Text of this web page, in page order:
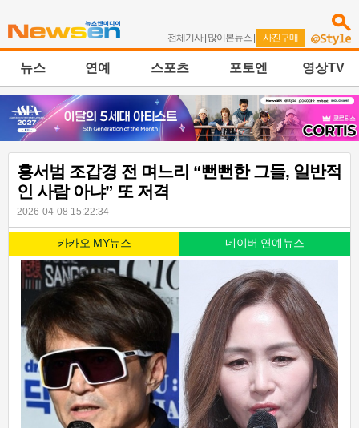
전체기사| 많이본뉴스 | 사진구매
뉴스 연예 스포츠 포토엔 영상TV
홍서범 조갑경 전 며느리 “뻔뻔한 그들, 일반적
인 사람 아냐” 또 저격
2026-04-08 15:22:34
카카오 MY뉴스 네이버 연예뉴스